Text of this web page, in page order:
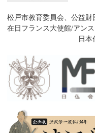
松戸市教育委員会、公益財
在日フランス大使館/アン
日本仏学史学会